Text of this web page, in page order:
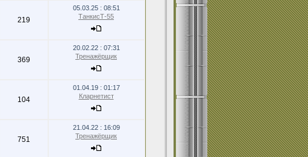
219
05.03.25 : 08:51
ТанкисТ-55
369
20.02.22 : 07:31
Тренажёрщик
104
01.04.19 : 01:17
Кларнетист
751
21.04.22 : 16:09
Тренажёрщик